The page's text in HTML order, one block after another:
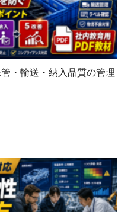
・輸送・納入品質の管理